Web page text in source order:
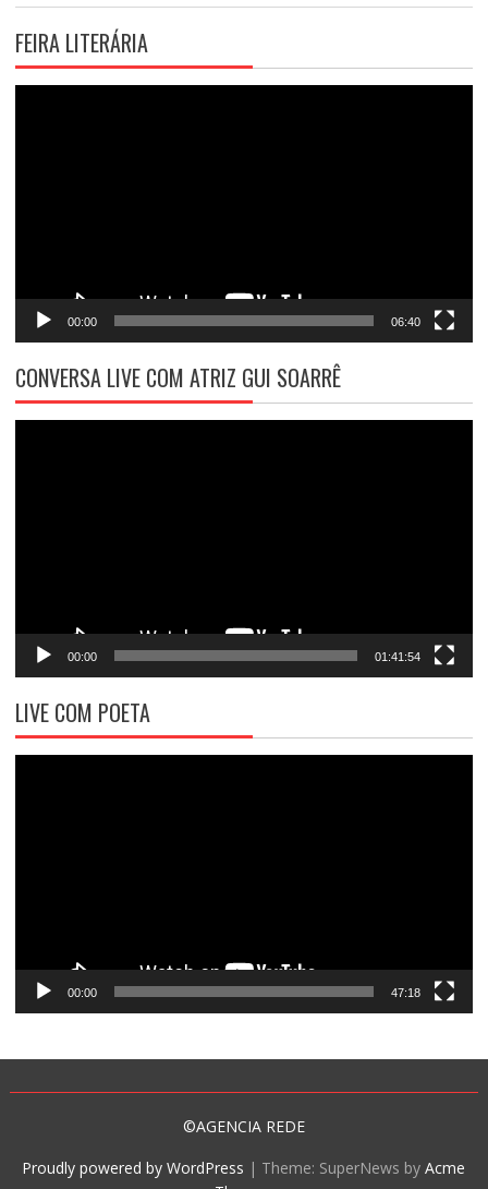
FEIRA LITERÁRIA
00:00 06:40
CONVERSA LIVE COM ATRIZ GUI SOARRÊ
00:00 01:41:54
LIVE COM POETA
00:00 47:18
©AGENCIA REDE
Proudly powered by WordPress | Theme: SuperNews byAcme